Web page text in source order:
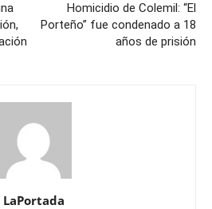
Homicidio de Colemil: “El
Porteño” fue condenado a 18
años de prisión
LaPortada